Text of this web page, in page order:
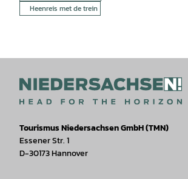
Heenreis met de trein
Tourismus Niedersachsen GmbH (TMN)
Essener Str. 1
D-30173 Hannover